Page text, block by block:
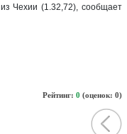
из Чехии (1.32,72), сообщает
Рейтинг: 0 (оценок: 0)